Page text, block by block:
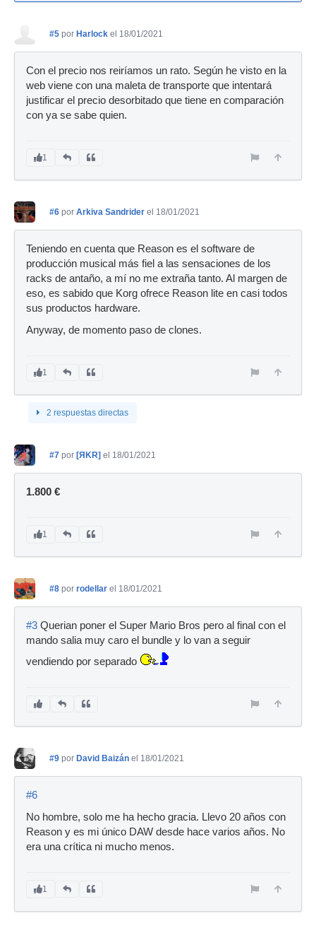
#5 por Harlock el 18/01/2021
Con el precio nos reiríamos un rato. Según he visto en la
web viene con una maleta de transporte que intentará
justificar el precio desorbitado que tiene en comparación
con ya se sabe quien.
1
#6 por Arkiva Sandrider el 18/01/2021
Teniendo en cuenta que Reason es el software de
producción musical más fiel a las sensaciones de los
racks de antaño, a mí no me extraña tanto. Al margen de
eso, es sabido que Korg ofrece Reason lite en casi todos
sus productos hardware.
Anyway, de momento paso de clones.
1
2 respuestas directas
#7 por [ЯKR] el 18/01/2021
1.800 €
1
#8 por rodellar el 18/01/2021
#3 Querian poner el Super Mario Bros pero al final con el
mando salia muy caro el bundle y lo van a seguir
vendiendo por separado
#9 por David Baizán el 18/01/2021
#6
No hombre, solo me ha hecho gracia. Llevo 20 años con
Reason y es mi único DAW desde hace varios años. No
era una crítica ni mucho menos.
1